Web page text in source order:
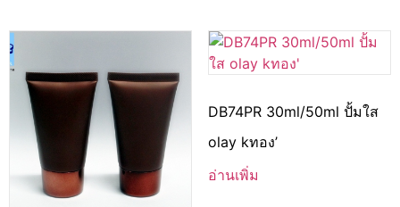
DB74PR 30ml/50ml ปั้มใส
olay kทอง’
อ่านเพิ่ม